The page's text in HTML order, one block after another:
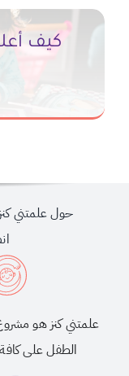
كيف
حول علمتني كنز
علمتني كنز هو
الطفل على